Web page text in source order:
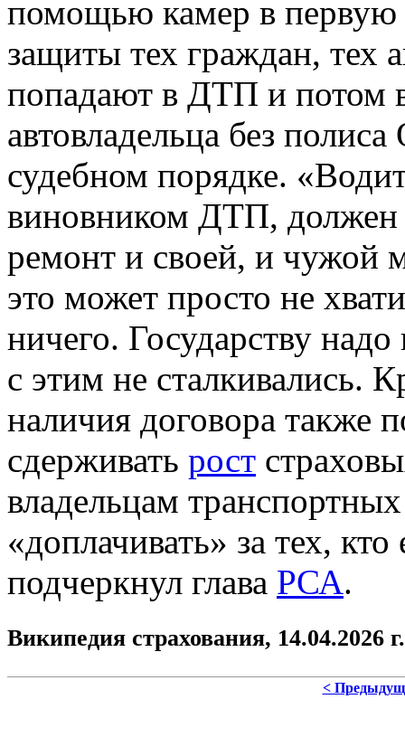
помощью камер в первую
защиты тех граждан, тех
попадают в ДТП и потом
автовладельца без
судебном порядке.
виновником ДТП, должен
ремонт и своей, и чужой
это может просто не
ничего. Государству
с этим не сталкивались.
наличия договора также
сдерживать рост
владельцам
«доплачивать» за тех,
подчеркнул глава РСА.
Википедия страхования, 14.04.2026 г.
<